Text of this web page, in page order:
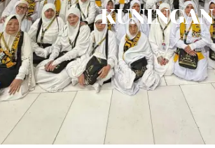
KUNINGAN